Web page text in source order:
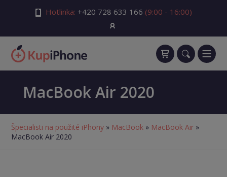
Hotlinka: +420 728 633 166 (9:00 - 16:00)
MacBook Air 2020
Špecialisti na použité iPhony » MacBook » MacBook Air »
MacBook Air 2020